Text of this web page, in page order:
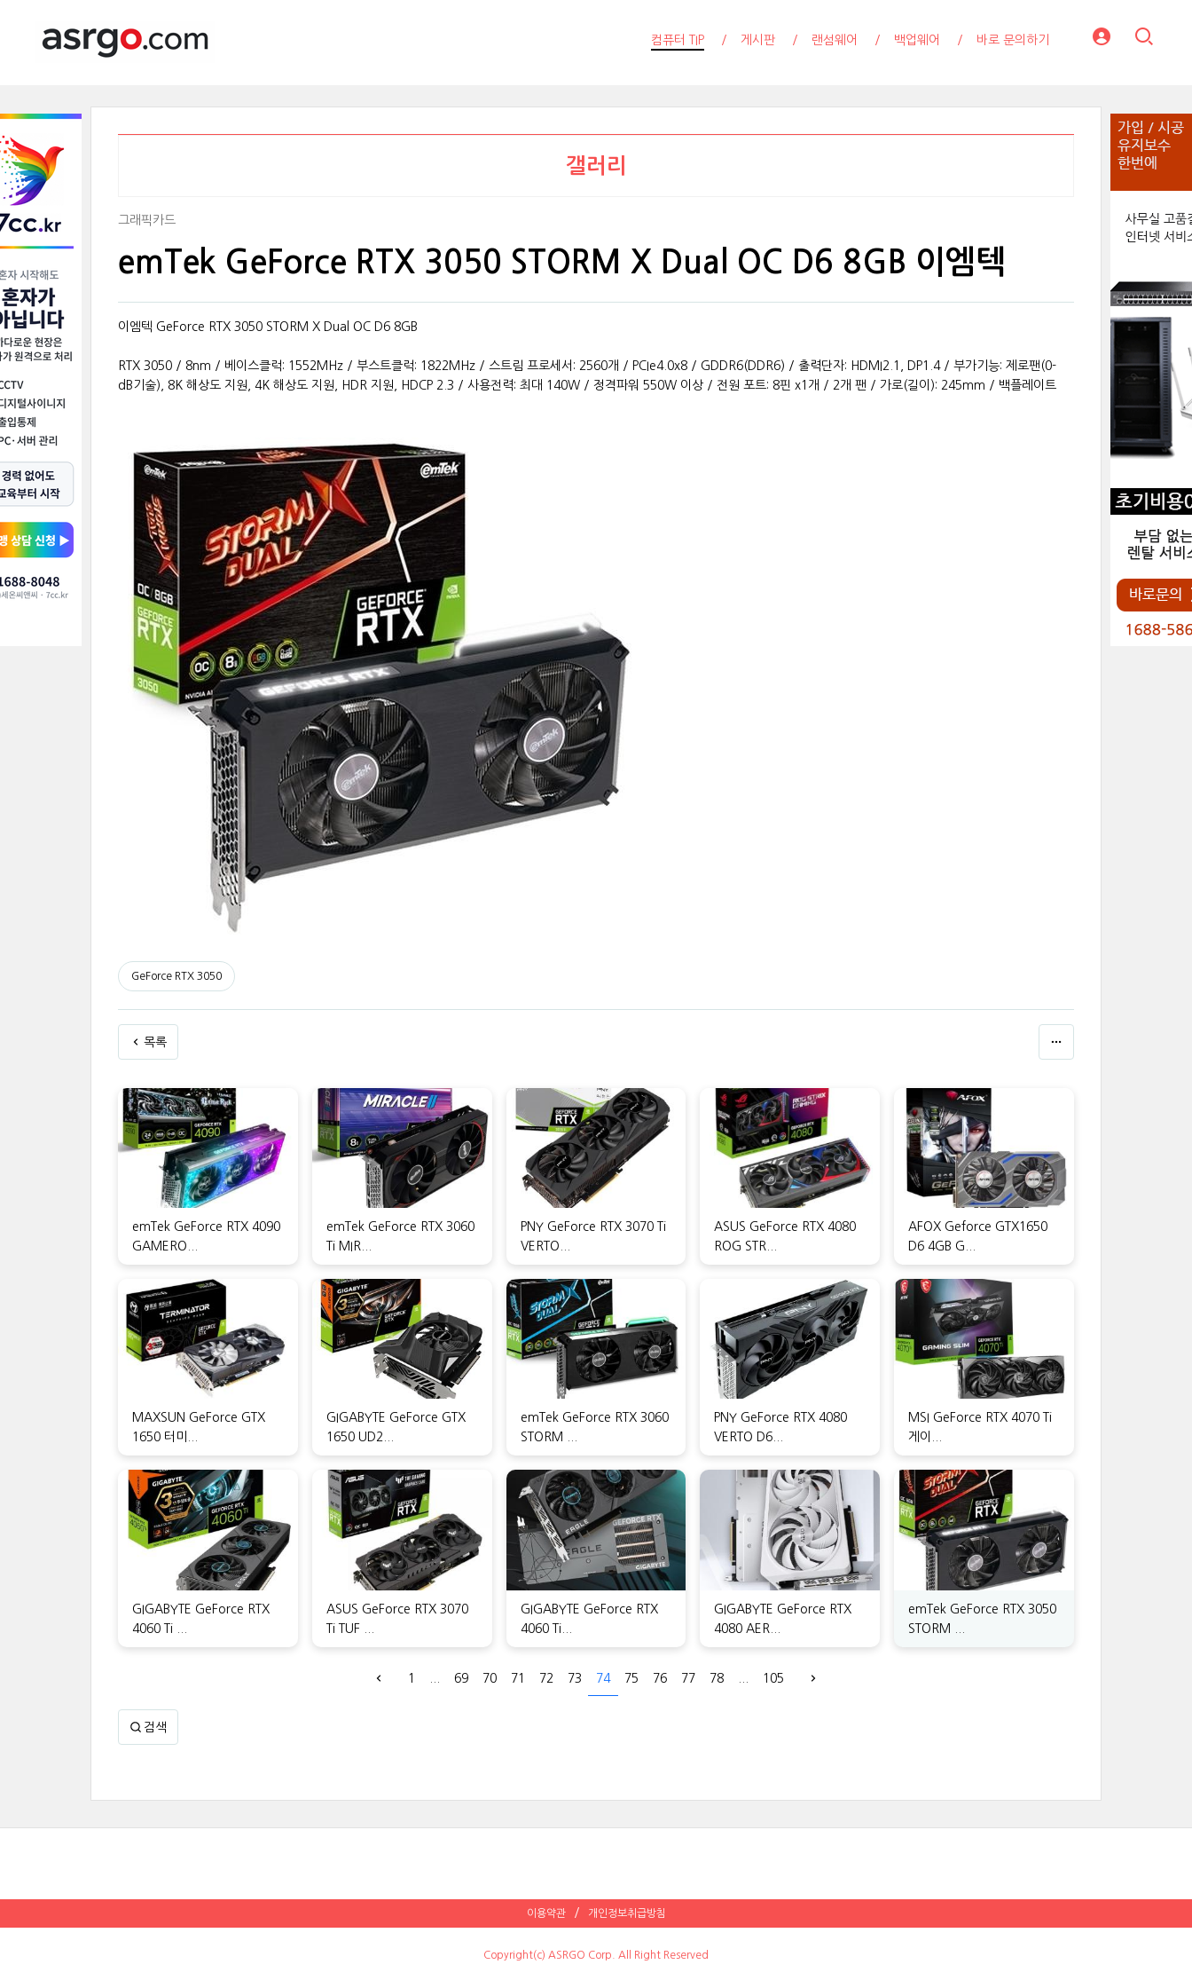
컴퓨터 TIP 게시판 랜섬웨어 백업웨어 바로 문의하기
갤러리
그래픽카드
emTek GeForce RTX 3050 STORM X Dual OC D6 8GB 이엠텍
이엠텍 GeForce RTX 3050 STORM X Dual OC D6 8GB
RTX 3050 / 8nm / 베이스클럭: 1552MHz / 부스트클럭: 1822MHz / 스트림 프로세서: 2560개 / PCIe4.0x8 / GDDR6(DDR6) / 출력단자: HDMI2.1, DP1.4 / 부가기능: 제로팬(0-
dB기술), 8K 해상도 지원, 4K 해상도 지원, HDR 지원, HDCP 2.3 / 사용전력: 최대 140W / 정격파워 550W 이상 / 전원 포트: 8핀 x1개 / 2개 팬 / 가로(길이): 245mm / 백플레이트
GeForce RTX 3050
목록
emTek GeForce RTX 4090
GAMERO...
emTek GeForce RTX 3060
Ti MIR...
PNY GeForce RTX 3070 Ti
VERTO...
ASUS GeForce RTX 4080
ROG STR...
AFOX Geforce GTX1650
D6 4GB G...
MAXSUN GeForce GTX
1650 터미...
GIGABYTE GeForce GTX
1650 UD2...
emTek GeForce RTX 3060
STORM ...
PNY GeForce RTX 4080
VERTO D6...
MSI GeForce RTX 4070 Ti
게이...
GIGABYTE GeForce RTX
4060 Ti ...
ASUS GeForce RTX 3070
Ti TUF ...
GIGABYTE GeForce RTX
4060 Ti...
GIGABYTE GeForce RTX
4080 AER...
emTek GeForce RTX 3050
STORM ...
1 69 70 71 72 73 74 75 76 77 78 105
검색
이용약관 개인정보취급방침
Copyright(c) ASRGO Corp. All Right Reserved